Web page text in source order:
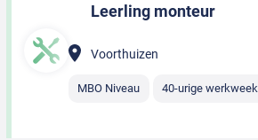
Leerling monteur
Voorthuizen
MBO Niveau 40-urige werkweek